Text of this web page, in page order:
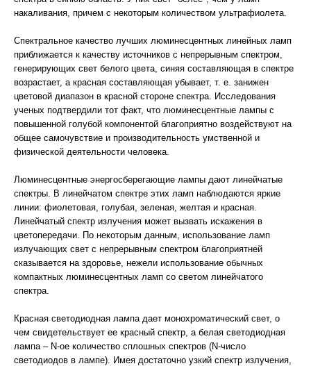
накаливания, причем с некоторым количеством ультрафиолета.
Спектральное качество лучших люминесцентных линейных ламп
приближается к качеству источников с непрерывным спектром,
генерирующих свет белого цвета, синяя составляющая в спектре
возрастает, а красная составляющая убывает, т. е. занижен
цветовой диапазон в красной стороне спектра. Исследования
ученых подтвердили тот факт, что люминесцентные лампы с
повышенной голубой компонентой благоприятно воздействуют на
общее самочувствие и производительность умственной и
физической деятельности человека.
Люминесцентные энергосберегающие лампы дают линейчатые
спектры. В линейчатом спектре этих ламп наблюдаются яркие
линии: фиолетовая, голубая, зеленая, желтая и красная.
Линейчатый спектр излучения может вызвать искажения в
цветопередачи. По некоторым данным, использование ламп
излучающих свет с непрерывным спектром благоприятней
сказывается на здоровье, нежели использование обычных
компактных люминесцентных ламп со светом линейчатого
спектра.
Красная светодиодная лампа дает монохроматический свет, о
чем свидетельствует ее красный спектр, а белая светодиодная
лампа – N-ое количество сплошных спектров (N-число
светодиодов в лампе). Имея достаточно узкий спектр излучения,